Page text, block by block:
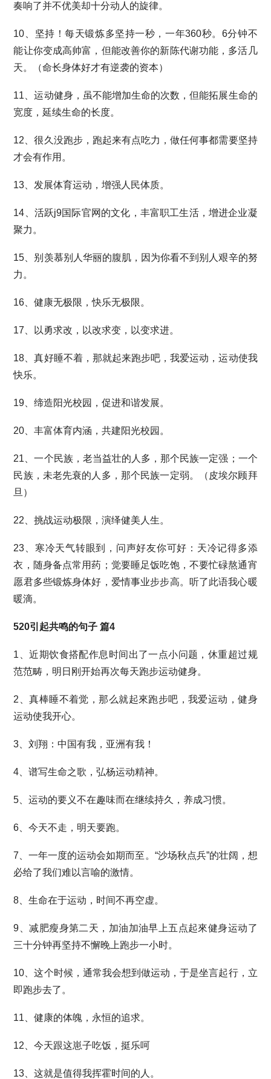
奏响了并不优美却十分动人的旋律。
10、坚持！每天锻炼多坚持一秒，一年360秒。6分钟不
能让你变成高帅富，但能改善你的新陈代谢功能，多活几
天。（命长身体好才有逆袭的资本）
11、运动健身，虽不能增加生命的次数，但能拓展生命的
宽度，延续生命的长度。
12、很久没跑步，跑起来有点吃力，做任何事都需要坚持
才会有作用。
13、发展体育运动，增强人民体质。
14、活跃j9国际官网的文化，丰富职工生活，增进企业凝
聚力。
15、别羡慕别人华丽的腹肌，因为你看不到别人艰辛的努
力。
16、健康无极限，快乐无极限。
17、以勇求改，以改求变，以变求进。
18、真好睡不着，那就起来跑步吧，我爱运动，运动使我
快乐。
19、缔造阳光校园，促进和谐发展。
20、丰富体育内涵，共建阳光校园。
21、一个民族，老当益壮的人多，那个民族一定强；一个
民族，未老先衰的人多，那个民族一定弱。（皮埃尔顾拜
旦）
22、挑战运动极限，演绎健美人生。
23、寒冷天气转眼到，问声好友你可好：天冷记得多添
衣，随身备点常用药；觉要睡足饭吃饱，不要忙碌熬通宵
愿君多些锻炼身体好，爱情事业步步高。听了此语我心暖
暖滴。
520引起共鸣的句子 篇4
1、近期饮食搭配作息时间出了一点小问题，休重超过规
范范畴，明日刚开始再次每天跑步运动健身。
2、真棒睡不着觉，那么就起來跑步吧，我爱运动，健身
运动使我开心。
3、刘翔：中国有我，亚洲有我！
4、谱写生命之歌，弘杨运动精神。
5、运动的要义不在趣味而在继续持久，养成习惯。
6、今天不走，明天要跑。
7、一年一度的运动会如期而至。“沙场秋点兵”的壮阔，想
必给了我们难以言喻的激情。
8、生命在于运动，时间不再空虚。
9、减肥瘦身第二天，加油加油早上五点起來健身运动了
三十分钟再坚持不懈晚上跑步一小时。
10、这个时候，通常我会想到做运动，于是坐言起行，立
即跑步去了。
11、健康的体魄，永恒的追求。
12、今天跟这崽子吃饭，挺乐呵
13、这就是值得我挥霍时间的人。